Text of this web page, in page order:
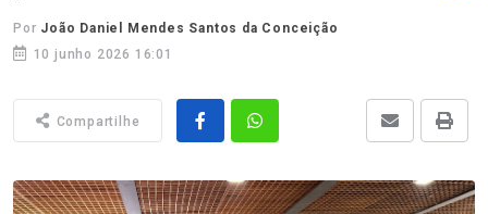
Por João Daniel Mendes Santos da Conceição
10 junho 2026 16:01
Compartilhe